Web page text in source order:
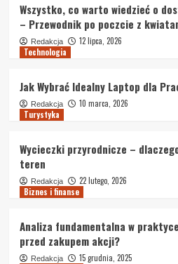
Wszystko, co warto wiedzieć o
– Przewodnik po poczcie z
Redakcja
12 lipca, 2026
Technologia
Jak Wybrać Idealny Laptop dla
Redakcja
10 marca, 2026
Turystyka
Wycieczki przyrodnicze –
teren
Redakcja
22 lutego, 2026
Biznes i finanse
Analiza fundamentalna w
przed zakupem akcji?
Redakcja
15 grudnia, 2025